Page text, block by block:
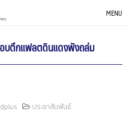
MENU
บตึกแฟลตดินแดงพังถล่ม
ประชาสัมพันธ์